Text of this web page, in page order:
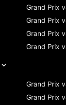
Grand Prix
Grand Prix
Grand Prix
Grand Prix
Grand Prix
Grand Prix